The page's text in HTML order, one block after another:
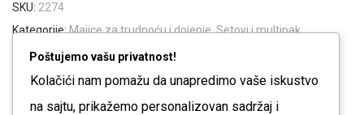
SKU: 2274
Kategorije:Majice za trudnoću i dojenje,Setovi i multipak
Oznake:Majica ,Majica za dojenje
Majica
Poštujemo vašu privatnost!
Kolačići nam pomažu da unapredimo vaše iskustvo
na sajtu, prikažemo personalizovan sadržaj i